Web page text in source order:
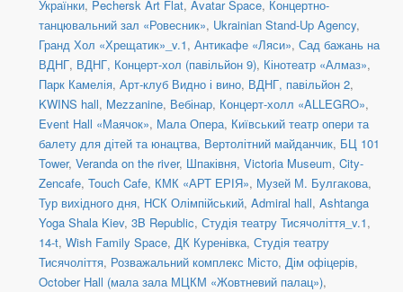
Українки, Pechersk Art Flat, Avatar Space, Концертно-
танцювальний зал «Ровесник», Ukrainian Stand-Up Agency,
Гранд Хол «Хрещатик»_v.1, Антикафе «Ляси», Сад бажань на
ВДНГ, ВДНГ, Концерт-хол (павільйон 9), Кінотеатр «Алмаз»,
Парк Камелія, Арт-клуб Видно і вино, ВДНГ, павільйон 2,
KWINS hall, Mezzanine, Вебінар, Концерт-холл «ALLEGRO»,
Event Hall «Маячок», Мала Опера, Київський театр опери та
балету для дітей та юнацтва, Вертолітний майданчик, БЦ 101
Tower, Veranda on the river, Шпаківня, Victoria Museum, City-
Zencafe, Touch Cafe, КМК «АРТ ЕРІЯ», Музей М. Булгакова,
Тур вихідного дня, НСК Олімпійський, Admiral hall, Ashtanga
Yoga Shala Kiev, 3B Republic, Студія театру Тисячоліття_v.1,
14-t, Wish Family Space, ДК Куренівка, Студія театру
Тисячоліття, Розважальний комплекс Місто, Дім офіцерів,
October Hall (мала зала МЦКМ «Жовтневий палац»),